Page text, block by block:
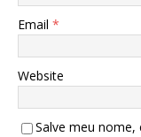
Email *
Website
Salve meu nome,